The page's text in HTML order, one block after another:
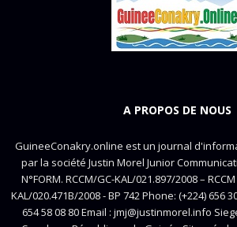
A PROPOS DE NOUS
GuineeConakry.online est un journal
par la société Justin Morel Junior
N°FORM. RCCM/GC-KAL/021.897/2008 –
KAL/020.471B/2008 - BP 742 Phone: (+224) 656
654 58 08 80 Email : jmj@justinmorel.info